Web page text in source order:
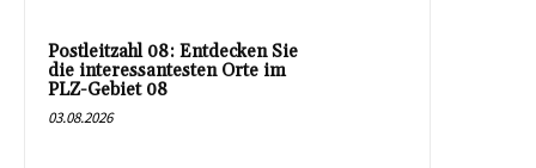
Postleitzahl 08: Entdecken Sie
die interessantesten Orte im
PLZ-Gebiet 08
03.08.2026